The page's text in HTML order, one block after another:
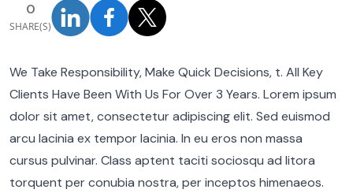
0
SHARE(S)
We Take Responsibility, Make Quick Decisions, t. All Key
Clients Have Been With Us For Over 3 Years. Lorem ipsum
dolor sit amet, consectetur adipiscing elit. Sed euismod
arcu lacinia ex tempor lacinia. In eu eros non massa
cursus pulvinar. Class aptent taciti sociosqu ad litora
torquent per conubia nostra, per inceptos himenaeos.